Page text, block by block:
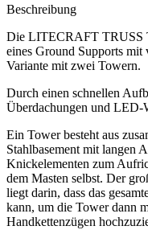
Beschreibung
Die LITECRAFT TRUSS
eines Ground Supports
Variante mit zwei Towern.
Durch einen schnellen
Überdachungen und LED-
Ein Tower besteht aus
Stahlbasement mit langen
Knickelementen zum
dem Masten selbst. Der
liegt darin, dass das
kann, um die Tower dann
Handkettenzügen